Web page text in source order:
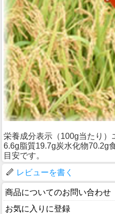
栄養成分表示（100g当たり
6.6g脂質19.7g炭水化物
目安です。
レビューを書く
商品についてのお問い合わせ
お気に入りに登録